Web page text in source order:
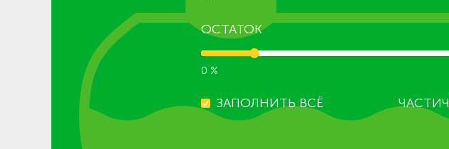
ОСТАТОК
0 %
ЗАПОЛНИТЬ ВСЁ